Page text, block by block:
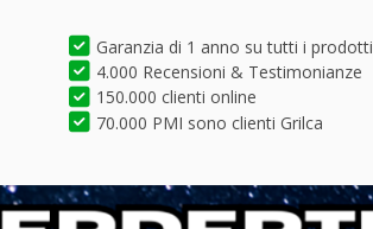
Garanzia di 1 anno su tutti i prodotti
4.000 Recensioni & Testimonianze
150.000 clienti online
70.000 PMI sono clienti Grilca